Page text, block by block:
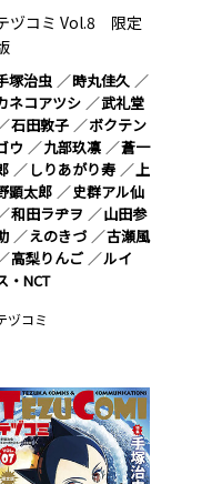
ヅコミ Vol.8 限定
塚治虫
時丸佳久
ネコアツシ
武礼堂
石田敦子
ボクテン
ウ
九部玖凛
蒼一
しりあがり寿
上
顕太郎
史群アル仙
和田ラヂヲ
山田参
えのきづ
古瀬風
高梨りんご
ルイ
・NCT
ヅコミ